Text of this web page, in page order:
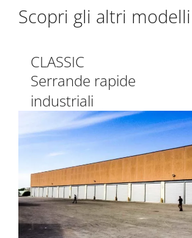
Scopri gli altri
CLASSIC
Serrande rapide
industriali